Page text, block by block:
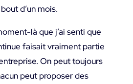
d’un mois.
là que j’ai senti que
faisait vraiment partie
On peut toujours
peut proposer des